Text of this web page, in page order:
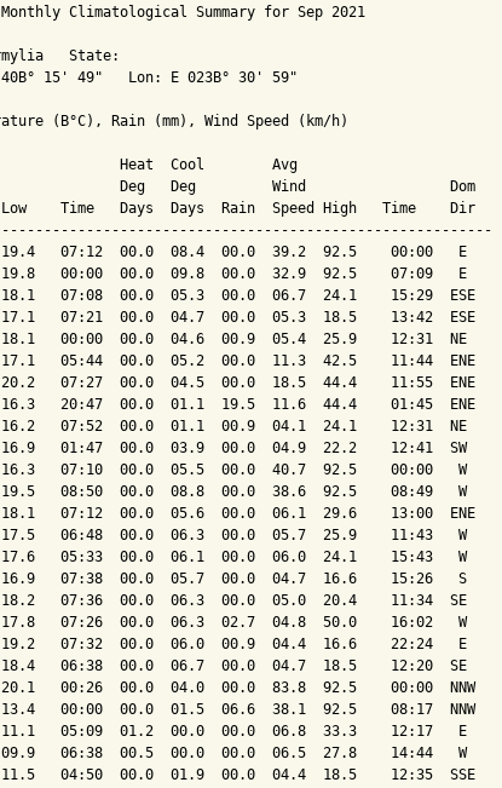
State:
15' 49"   Lon: E 023Β° 30' 59"
(Β°C), Rain (mm), Wind Speed (km/h)
Heat  Cool        Avg
Deg   Deg         Wind                 Dom
Low    Time   Days  Days  Rain  Speed High   Time    Dir
07:12  00.0  08.4  00.0  39.2  92.5    00:00   E
00:00  00.0  09.8  00.0  32.9  92.5    07:09   E
07:08  00.0  05.3  00.0  06.7  24.1    15:29  ESE
07:21  00.0  04.7  00.0  05.3  18.5    13:42  ESE
00:00  00.0  04.6  00.9  05.4  25.9    12:31  NE
05:44  00.0  05.2  00.0  11.3  42.5    11:44  ENE
07:27  00.0  04.5  00.0  18.5  44.4    11:55  ENE
20:47  00.0  01.1  19.5  11.6  44.4    01:45  ENE
07:52  00.0  01.1  00.9  04.1  24.1    12:31  NE
01:47  00.0  03.9  00.0  04.9  22.2    12:41  SW
07:10  00.0  05.5  00.0  40.7  92.5    00:00   W
08:50  00.0  08.8  00.0  38.6  92.5    08:49   W
07:12  00.0  05.6  00.0  06.1  29.6    13:00  ENE
06:48  00.0  06.3  00.0  05.7  25.9    11:43   W
05:33  00.0  06.1  00.0  06.0  24.1    15:43   W
07:38  00.0  05.7  00.0  04.7  16.6    15:26   S
07:36  00.0  06.3  00.0  05.0  20.4    11:34  SE
07:26  00.0  06.3  02.7  04.8  50.0    16:02   W
07:32  00.0  06.0  00.9  04.4  16.6    22:24   E
06:38  00.0  06.7  00.0  04.7  18.5    12:20  SE
00:26  00.0  04.0  00.0  83.8  92.5    00:00  NNW
00:00  00.0  01.5  06.6  38.1  92.5    08:17  NNW
05:09  01.2  00.0  00.0  06.8  33.3    12:17   E
06:38  00.5  00.0  00.0  06.5  27.8    14:44   W
04:50  00.0  01.9  00.0  04.4  18.5    12:35  SSE